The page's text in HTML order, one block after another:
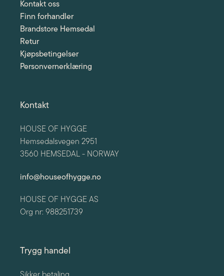
Kontakt oss
Finn forhandler
Brandstore Hemsedal
Retur
Kjøpsbetingelser
Personvernerklæring
Kontakt
HOUSE OF HYGGE
Hemsedalsvegen 2951
3560 HEMSEDAL - NORWAY
info@houseofhygge.no
HOUSE OF HYGGE AS
Org nr: 988251739
Trygg handel